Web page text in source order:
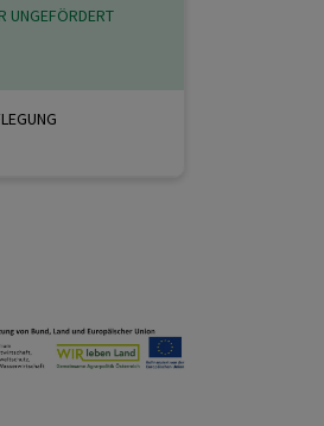
UNGEFÖRDERT